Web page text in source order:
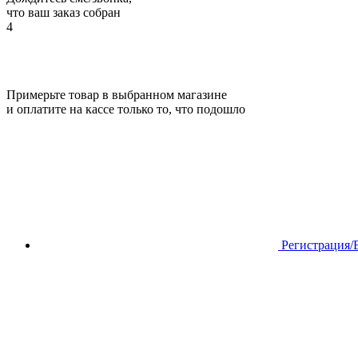
что ваш заказ собран
4
Примерьте товар в выбранном магазине
и оплатите на кассе только то, что подошло
Регистрация/